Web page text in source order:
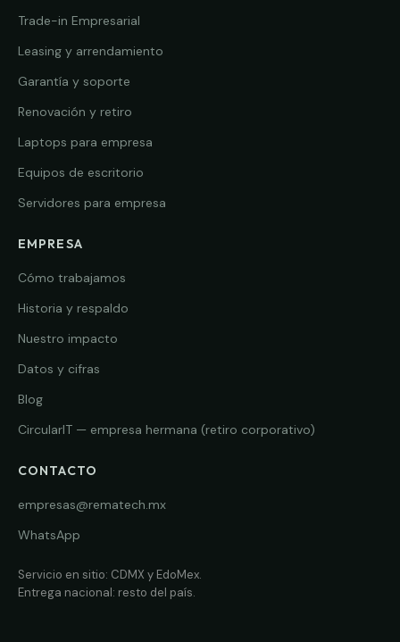
Trade-in Empresarial
Leasing y arrendamiento
Garantía y soporte
Renovación y retiro
Laptops para empresa
Equipos de escritorio
Servidores para empresa
EMPRESA
Cómo trabajamos
Historia y respaldo
Nuestro impacto
Datos y cifras
Blog
CircularIT — empresa hermana (retiro corporativo)
CONTACTO
empresas@rematech.mx
WhatsApp
Servicio en sitio: CDMX y EdoMex.
Entrega nacional: resto del país.